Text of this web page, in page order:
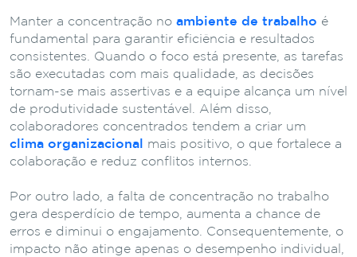
Manter a concentração no ambiente de trabalho é
fundamental para garantir eficiência e resultados
consistentes. Quando o foco está presente, as tarefas
são executadas com mais qualidade, as decisões
tornam-se mais assertivas e a equipe alcança um nível
de produtividade sustentável. Além disso,
colaboradores concentrados tendem a criar um
clima organizacional
mais positivo, o que fortalece a
colaboração e reduz conflitos internos.
Por outro lado, a falta de concentração no trabalho
gera desperdício de tempo, aumenta a chance de
erros e diminui o engajamento. Consequentemente, o
impacto não atinge apenas o desempenho individual,